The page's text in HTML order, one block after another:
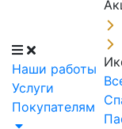
Наши работы
Услуги
Покупателям